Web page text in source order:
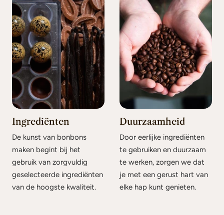
Ingrediënten
De kunst van bonbons
maken begint bij het
gebruik van zorgvuldig
geselecteerde ingrediënten
van de hoogste kwaliteit.
Duurzaamheid
Door eerlijke ingrediënten
te gebruiken en duurzaam
te werken, zorgen we dat
je met een gerust hart van
elke hap kunt genieten.